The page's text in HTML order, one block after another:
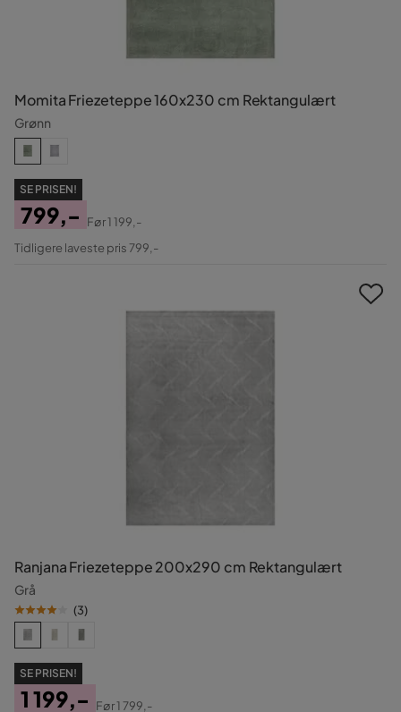
Momita Friezeteppe 160x230 cm Rektangulært
Grønn
SE PRISEN!
Pris
799,-
Original
Før1 199,-
Tidligere laveste pris 799,-
Ranjana Friezeteppe 200x290 cm Rektangulært
Grå
(3)
SE PRISEN!
1 199,-
Før1 799,-